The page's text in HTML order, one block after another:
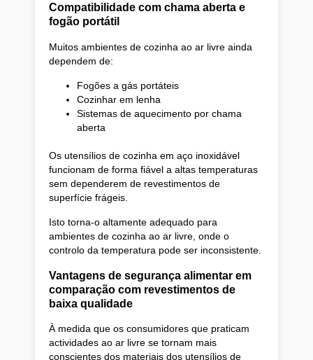
Compatibilidade com chama aberta e
fogão portátil
Muitos ambientes de cozinha ao ar livre ainda
dependem de:
Fogões a gás portáteis
Cozinhar em lenha
Sistemas de aquecimento por chama
aberta
Os utensílios de cozinha em aço inoxidável
funcionam de forma fiável a altas temperaturas
sem dependerem de revestimentos de
superfície frágeis.
Isto torna-o altamente adequado para
ambientes de cozinha ao ar livre, onde o
controlo da temperatura pode ser inconsistente.
Vantagens de segurança alimentar em
comparação com revestimentos de
baixa qualidade
À medida que os consumidores que praticam
actividades ao ar livre se tornam mais
conscientes dos materiais dos utensílios de